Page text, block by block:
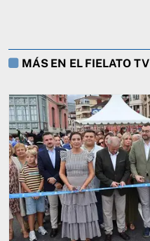
MÁS EN EL FIELATO TV